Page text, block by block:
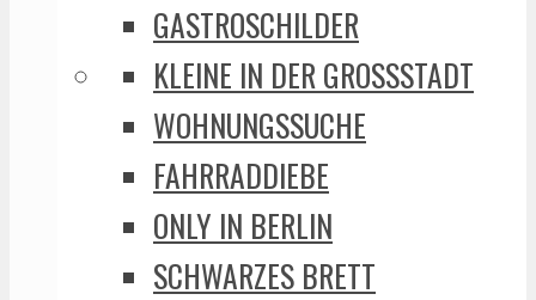
GASTROSCHILDER
KLEINE IN DER GROSSSTADT
WOHNUNGSSUCHE
FAHRRADDIEBE
ONLY IN BERLIN
SCHWARZES BRETT